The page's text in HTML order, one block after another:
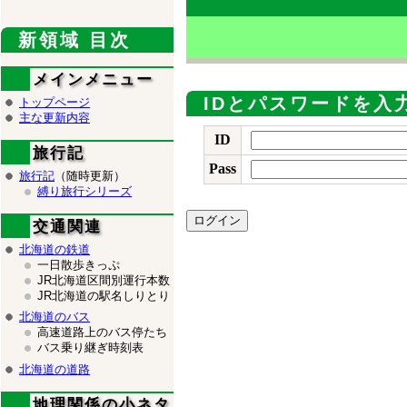
IDとパスワードを入
ID
Pass
新領域 目次
メインメニュー
トップページ
主な更新内容
旅行記
旅行記 （随時更新）
縛り旅行シリーズ
交通関連
北海道の鉄道
一日散歩きっぷ
JR北海道区間別運行本数
JR北海道の駅名しりとり
北海道のバス
高速道路上のバス停たち
バス乗り継ぎ時刻表
北海道の道路